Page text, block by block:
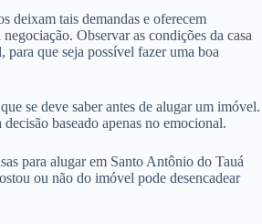
deixam tais demandas e oferecem
Observar as condições da casa
para que seja possível fazer uma boa
se deve saber antes de alugar um imóvel.
baseado apenas no emocional.
para alugar em Santo Antônio do Tauá
ou não do imóvel pode desencadear